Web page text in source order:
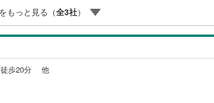
もっと見る（全3社）
徒歩20分 他
) 埼玉高速鉄道